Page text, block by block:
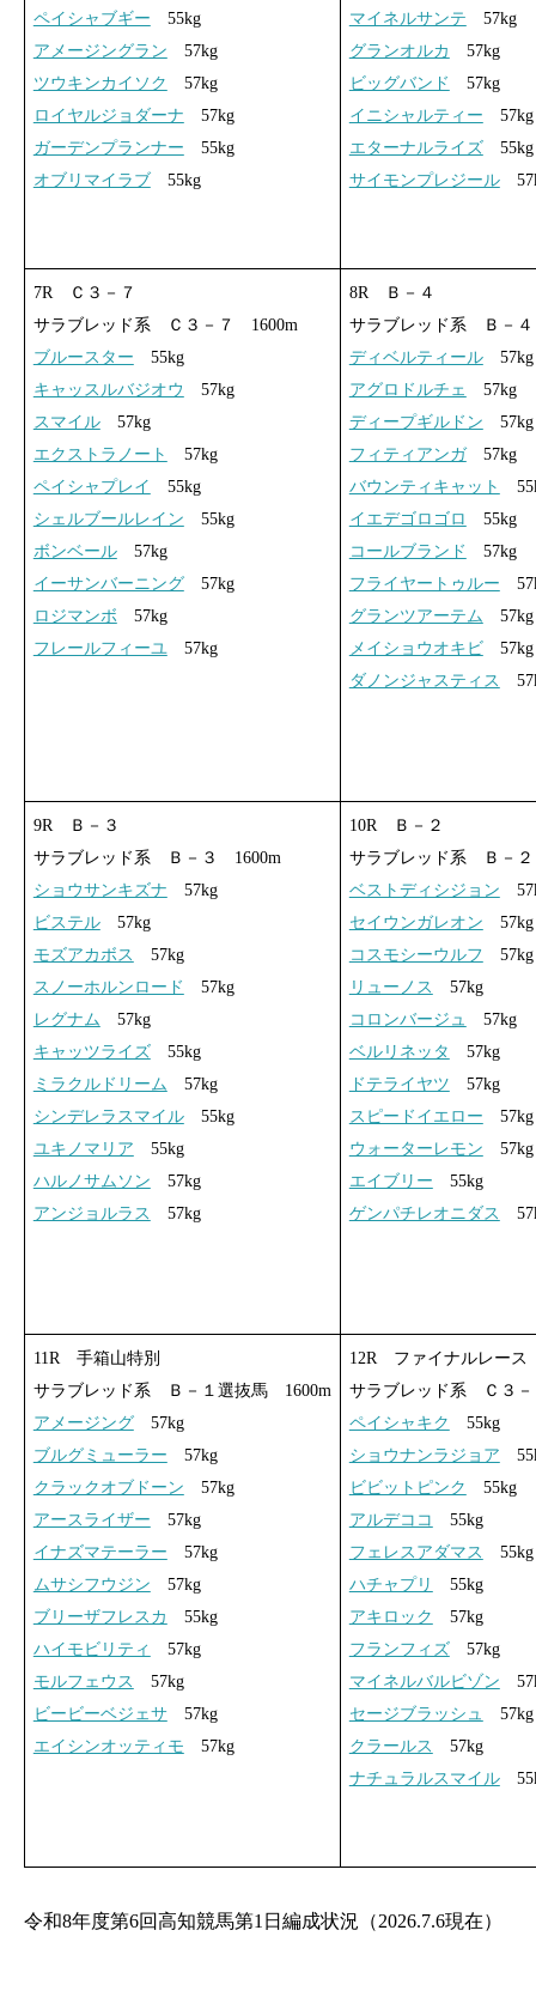
ペイシャブギー 55kg
アメージングラン 57kg
ツウキンカイソク
57kg
ロイヤルジョダーナ 57kg
ガーデンプランナー 55kg
オブリマイラブ 55kg
マイネルサンテ 57kg
グランオルカ
57kg
ビッグバンド
57kg
イニシャルティー 57kg
エターナルライズ55kg
サイモンプレジール
7R Ｃ３－７
サラブレッド系 Ｃ３－７ 1600m
ブルースター 55kg
キャッスルバジオウ
57kg
スマイル57kg
エクストラノート
57kg
ペイシャプレイ
55kg
シェルブールレイン 55kg
ボンベール57kg
イーサンバーニング57kg
ロジマンボ 57kg
フレールフィーユ57kg
8R Ｂ－４
サラブレッド系 Ｂ－
ディベルティール57kg
アグロドルチェ
57kg
ディープギルドン 57kg
フィティアンガ57kg
バウンティキャット
イエデゴロゴロ
55kg
コールブランド
57kg
フライヤートゥルー
グランツアーテム 57kg
メイショウオキビ57kg
ダノンジャスティス
9R Ｂ－３
サラブレッド系 Ｂ－３ 1600m
ショウサンキズナ 57kg
ビステル57kg
モズアカボス
57kg
スノーホルンロード
57kg
レグナム 57kg
キャッツライズ55kg
ミラクルドリーム 57kg
シンデレラスマイル55kg
ユキノマリア 55kg
ハルノサムソン 57kg
アンジョルラス
57kg
10R Ｂ－２
サラブレッド系 Ｂ－
ベストディシジョン
セイウンガレオン 57kg
コスモシーウルフ 57kg
リューノス
57kg
コロンバージュ
57kg
ベルリネッタ
57kg
ドテライヤツ 57kg
スピードイエロー 57kg
ウォーターレモン 57kg
エイブリー 55kg
ゲンパチレオニダス
11R 手箱山特別
サラブレッド系 Ｂ－１選抜馬 1600m
アメージング57kg
ブルグミューラー 57kg
クラックオブドーン 57kg
アースライザー 57kg
イナズマテーラー 57kg
ムサシフウジン 57kg
ブリーザフレスカ
55kg
ハイモビリティ
57kg
モルフェウス
57kg
ビービーベジェサ57kg
エイシンオッティモ 57kg
12R ファイナルレース
サラブレッド系 Ｃ３
ペイシャキク
55kg
ショウナンラジョア
ビビットピンク
55kg
アルデココ
55kg
フェレスアダマス
55kg
ハチャプリ
55kg
アキロック
57kg
フランフィズ57kg
マイネルバルビゾン
セージブラッシュ
57kg
クラールス
57kg
ナチュラルスマイル
令和8年度第6回高知競馬第1日編成状況（2026.7.6現在）